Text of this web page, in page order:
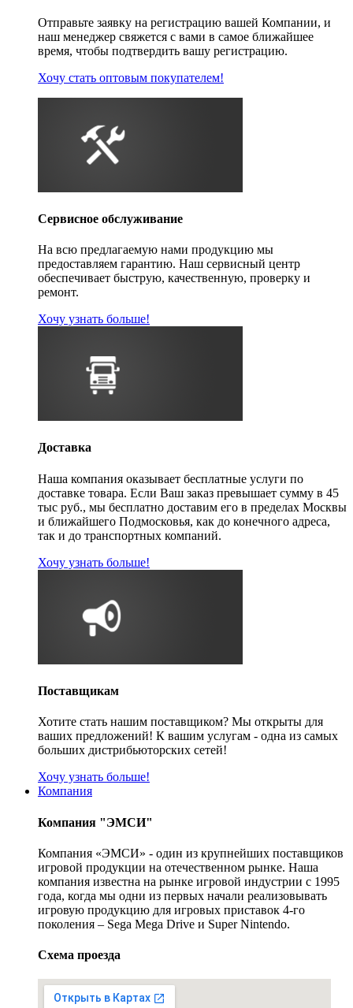
Отправьте заявку на регистрацию вашей Компании, и
наш менеджер свяжется с вами в самое ближайшее
время, чтобы подтвердить вашу регистрацию.
Хочу стать оптовым покупателем!
Сервисное обслуживание
На всю предлагаемую нами продукцию мы
предоставляем гарантию. Наш сервисный центр
обеспечивает быструю, качественную, проверку и
ремонт.
Хочу узнать больше!
Доставка
Наша компания оказывает бесплатные услуги по
доставке товара. Если Ваш заказ превышает сумму в 45
тыс руб., мы бесплатно доставим его в пределах Москвы
и ближайшего Подмосковья, как до конечного адреса,
так и до транспортных компаний.
Хочу узнать больше!
Поставщикам
Хотите стать нашим поставщиком? Мы открыты для
ваших предложений! К вашим услугам - одна из самых
больших дистрибьюторских сетей!
Хочу узнать больше!
Компания
Компания "ЭМСИ"
Компания «ЭМСИ» - один из крупнейших поставщиков
игровой продукции на отечественном рынке. Наша
компания известна на рынке игровой индустрии с 1995
года, когда мы одни из первых начали реализовывать
игровую продукцию для игровых приставок 4-го
поколения – Sega Mega Drive и Super Nintendo.
Схема проезда